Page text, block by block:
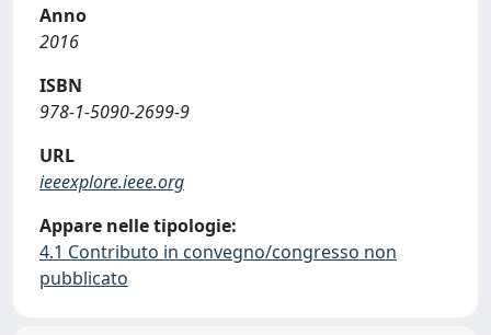
Anno
2016
ISBN
978-1-5090-2699-9
URL
ieeexplore.ieee.org
Appare nelle tipologie:
4.1 Contributo in convegno/congresso non
pubblicato